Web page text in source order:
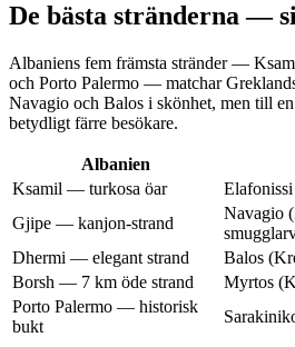
De bästa stränderna —
Albaniens fem främsta stränder —
och Porto Palermo — matchar
Navagio och Balos i skönhet, men till
betydligt färre besökare.
Albanien
Ksamil — turkosa öar
Gjipe — kanjon-strand
Navagio
Dhermi — elegant strand
Balos
Borsh — 7 km öde strand
Myrtos
Porto Palermo — historisk
bukt